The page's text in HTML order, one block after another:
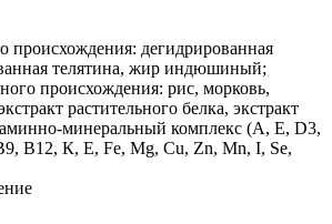
происхождения: дегидрированная
телятина, жир индюшиный;
происхождения: рис, морковь,
растительного белка, экстракт
минеральный комплекс (А, E, D3,
В12, К, Е, Fe, Mg, Cu, Zn, Mn, I, Se,